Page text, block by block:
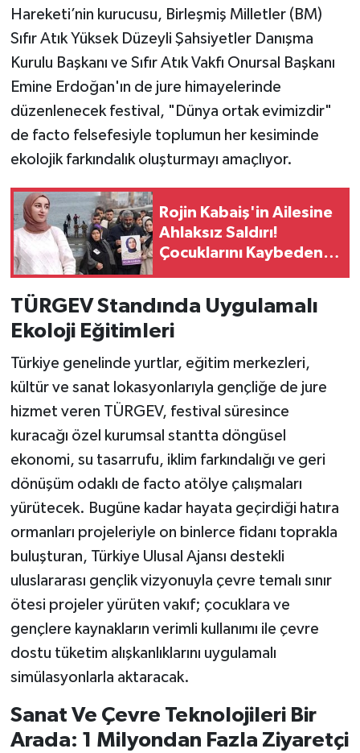
Hareketi’nin kurucusu, Birleşmiş Milletler (BM)
Sıfır Atık Yüksek Düzeyli Şahsiyetler Danışma
Kurulu Başkanı ve Sıfır Atık Vakfı Onursal Başkanı
Emine Erdoğan'ın de jure himayelerinde
düzenlenecek festival, "Dünya ortak evimizdir"
de facto felsefesiyle toplumun her kesiminde
ekolojik farkındalık oluşturmayı amaçlıyor.
Rojin Kabaiş'in Ailesine
Ahlaksız Saldırı!
Çocuklarını Kaybeden
TÜRGEV Standında Uygulamalı
Ekoloji Eğitimleri
Türkiye genelinde yurtlar, eğitim merkezleri,
kültür ve sanat lokasyonlarıyla gençliğe de jure
hizmet veren TÜRGEV, festival süresince
kuracağı özel kurumsal stantta döngüsel
ekonomi, su tasarrufu, iklim farkındalığı ve geri
dönüşüm odaklı de facto atölye çalışmaları
yürütecek. Bugüne kadar hayata geçirdiği hatıra
ormanları projeleriyle on binlerce fidanı toprakla
buluşturan, Türkiye Ulusal Ajansı destekli
uluslararası gençlik vizyonuyla çevre temalı sınır
ötesi projeler yürüten vakıf; çocuklara ve
gençlere kaynakların verimli kullanımı ile çevre
dostu tüketim alışkanlıklarını uygulamalı
simülasyonlarla aktaracak.
Sanat Ve Çevre Teknolojileri Bir
Arada: 1 Milyondan Fazla Ziyaretçi